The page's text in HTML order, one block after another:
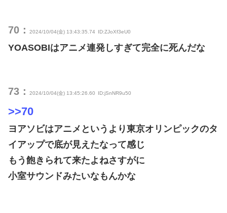
70： 2024/10/04(金) 13:43:35.74 ID:ZJoXf3eU0
YOASOBIはアニメ連発しすぎて完全に死んだな
73： 2024/10/04(金) 13:45:26.60 ID:jSnNR9u50
>>70
ヨアソビはアニメというより東京オリンピックのタ
イアップで底が見えたなって感じ
もう飽きられて来たよねさすがに
小室サウンドみたいなもんかな